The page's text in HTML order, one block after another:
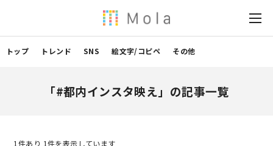
トップ トレンド SNS 絵文字/コピペ その他
「#都内インスタ映え」の記事一覧
1 件あり 1件を表示しています